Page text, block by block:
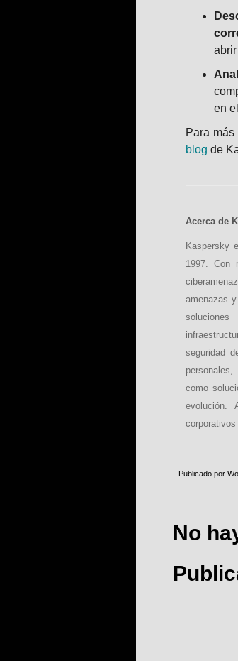
en
Para
blog de
Acerca de
Kaspersky
1997. Con
amenazas
seguridad
como
evolución.
Publicado por
No